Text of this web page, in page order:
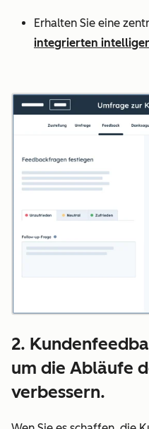
Erhalten Sie eine
integrierten
2.
um die Abläufe
verbessern.